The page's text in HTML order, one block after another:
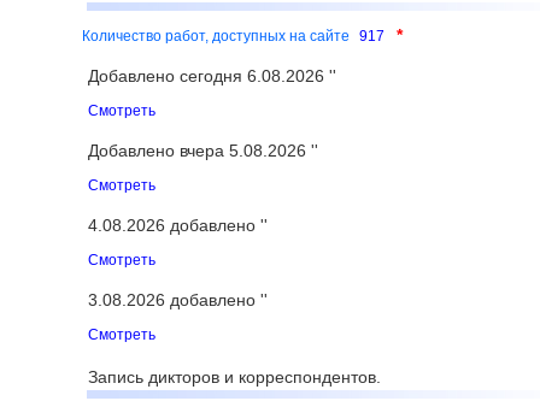
Количество работ, доступных на сайте 917 *
Добавлено сегодня 6.08.2026 ''
Смотреть
Добавлено вчера 5.08.2026 ''
Смотреть
4.08.2026 добавлено ''
Смотреть
3.08.2026 добавлено ''
Смотреть
Запись дикторов и корреспондентов.